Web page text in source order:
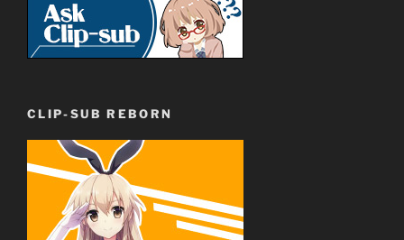
CLIP-SUB REBORN